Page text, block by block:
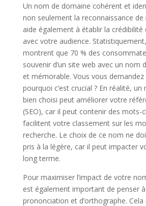
Un nom de domaine cohérent et
non seulement la reconnaissance de
aide également à établir la crédibilité
avec votre audience.
montrent que 70 % des
souvenir d’un site web avec un nom
et mémorable. Vous vous
pourquoi c’est crucial ? En réalité,
bien choisi peut améliorer votre
(SEO), car il peut contenir des mots-
facilitent votre classement sur les
recherche. Le choix de ce nom ne
pris à la légère, car il peut impacter
long terme.
Pour maximiser l’impact de votre
est également important de penser
prononciation et d’orthographe. Cela